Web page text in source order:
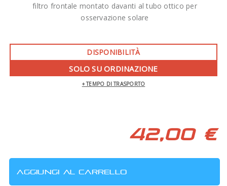
filtro frontale montato davanti al tubo ottico per
osservazione solare
DISPONIBILITÀ
SOLO SU ORDINAZIONE
+ TEMPO DI TRASPORTO
42,00 €